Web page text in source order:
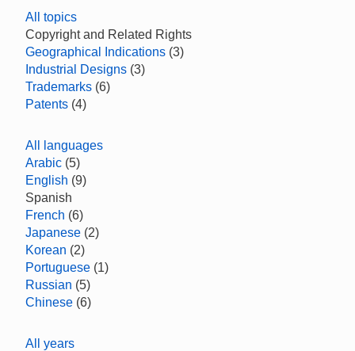
All topics
Copyright and Related Rights
Geographical Indications (3)
Industrial Designs (3)
Trademarks (6)
Patents (4)
All languages
Arabic (5)
English (9)
Spanish
French (6)
Japanese (2)
Korean (2)
Portuguese (1)
Russian (5)
Chinese (6)
All years